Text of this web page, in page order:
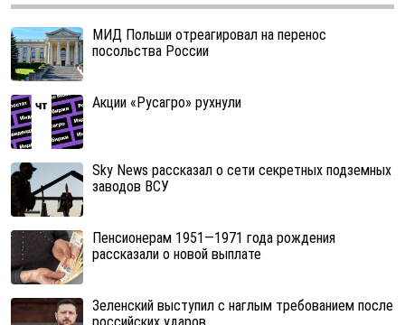
МИД Польши отреагировал на перенос
посольства России
Акции «Русагро» рухнули
Sky News рассказал о сети секретных подземных
заводов ВСУ
Пенсионерам 1951—1971 года рождения
рассказали о новой выплате
Зеленский выступил с наглым требованием после
российских ударов